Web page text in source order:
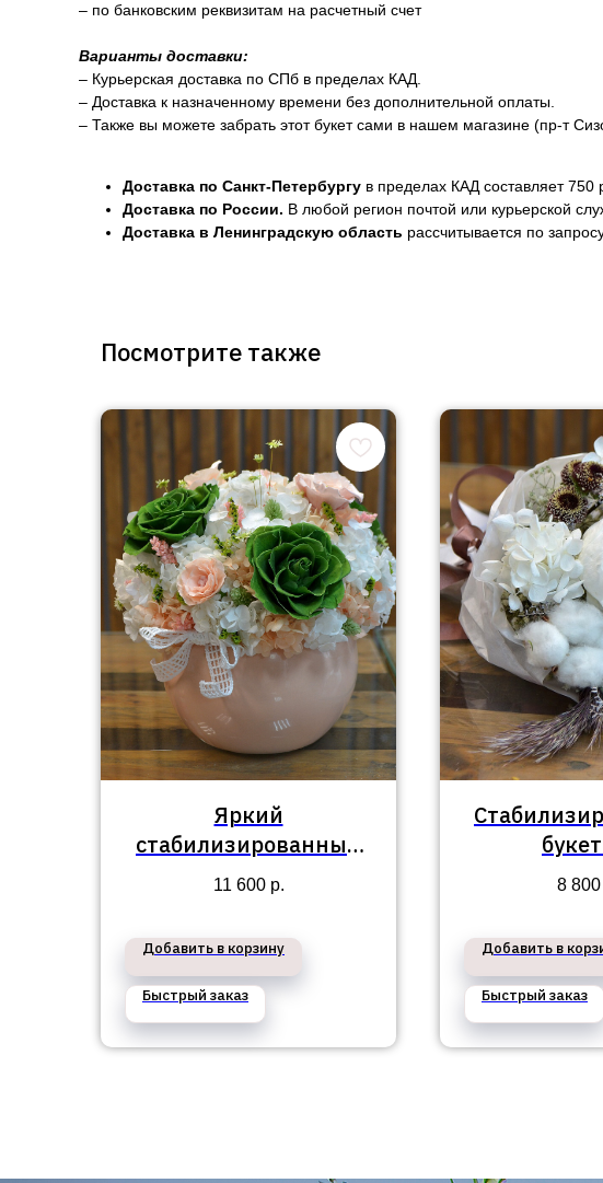
– по банковским реквизитам на расчетный счет
Варианты доставки:
– Курьерская доставка по СПб в пределах КАД.
– Доставка к назначенному времени без дополнительной оплаты.
– Также вы можете забрать этот букет сами в нашем магазине (пр-т
Доставка по Санкт-Петербургу в пределах КАД составляет 750
Доставка по России. В любой регион почтой или курьерской
Доставка в Ленинградскую область рассчитывается по
Посмотрите также
Яркий
стабилизированный
букет №63
11 600 р.
Добавить в корзину
Быстрый заказ
8 800
Добавить в
Быстрый заказ